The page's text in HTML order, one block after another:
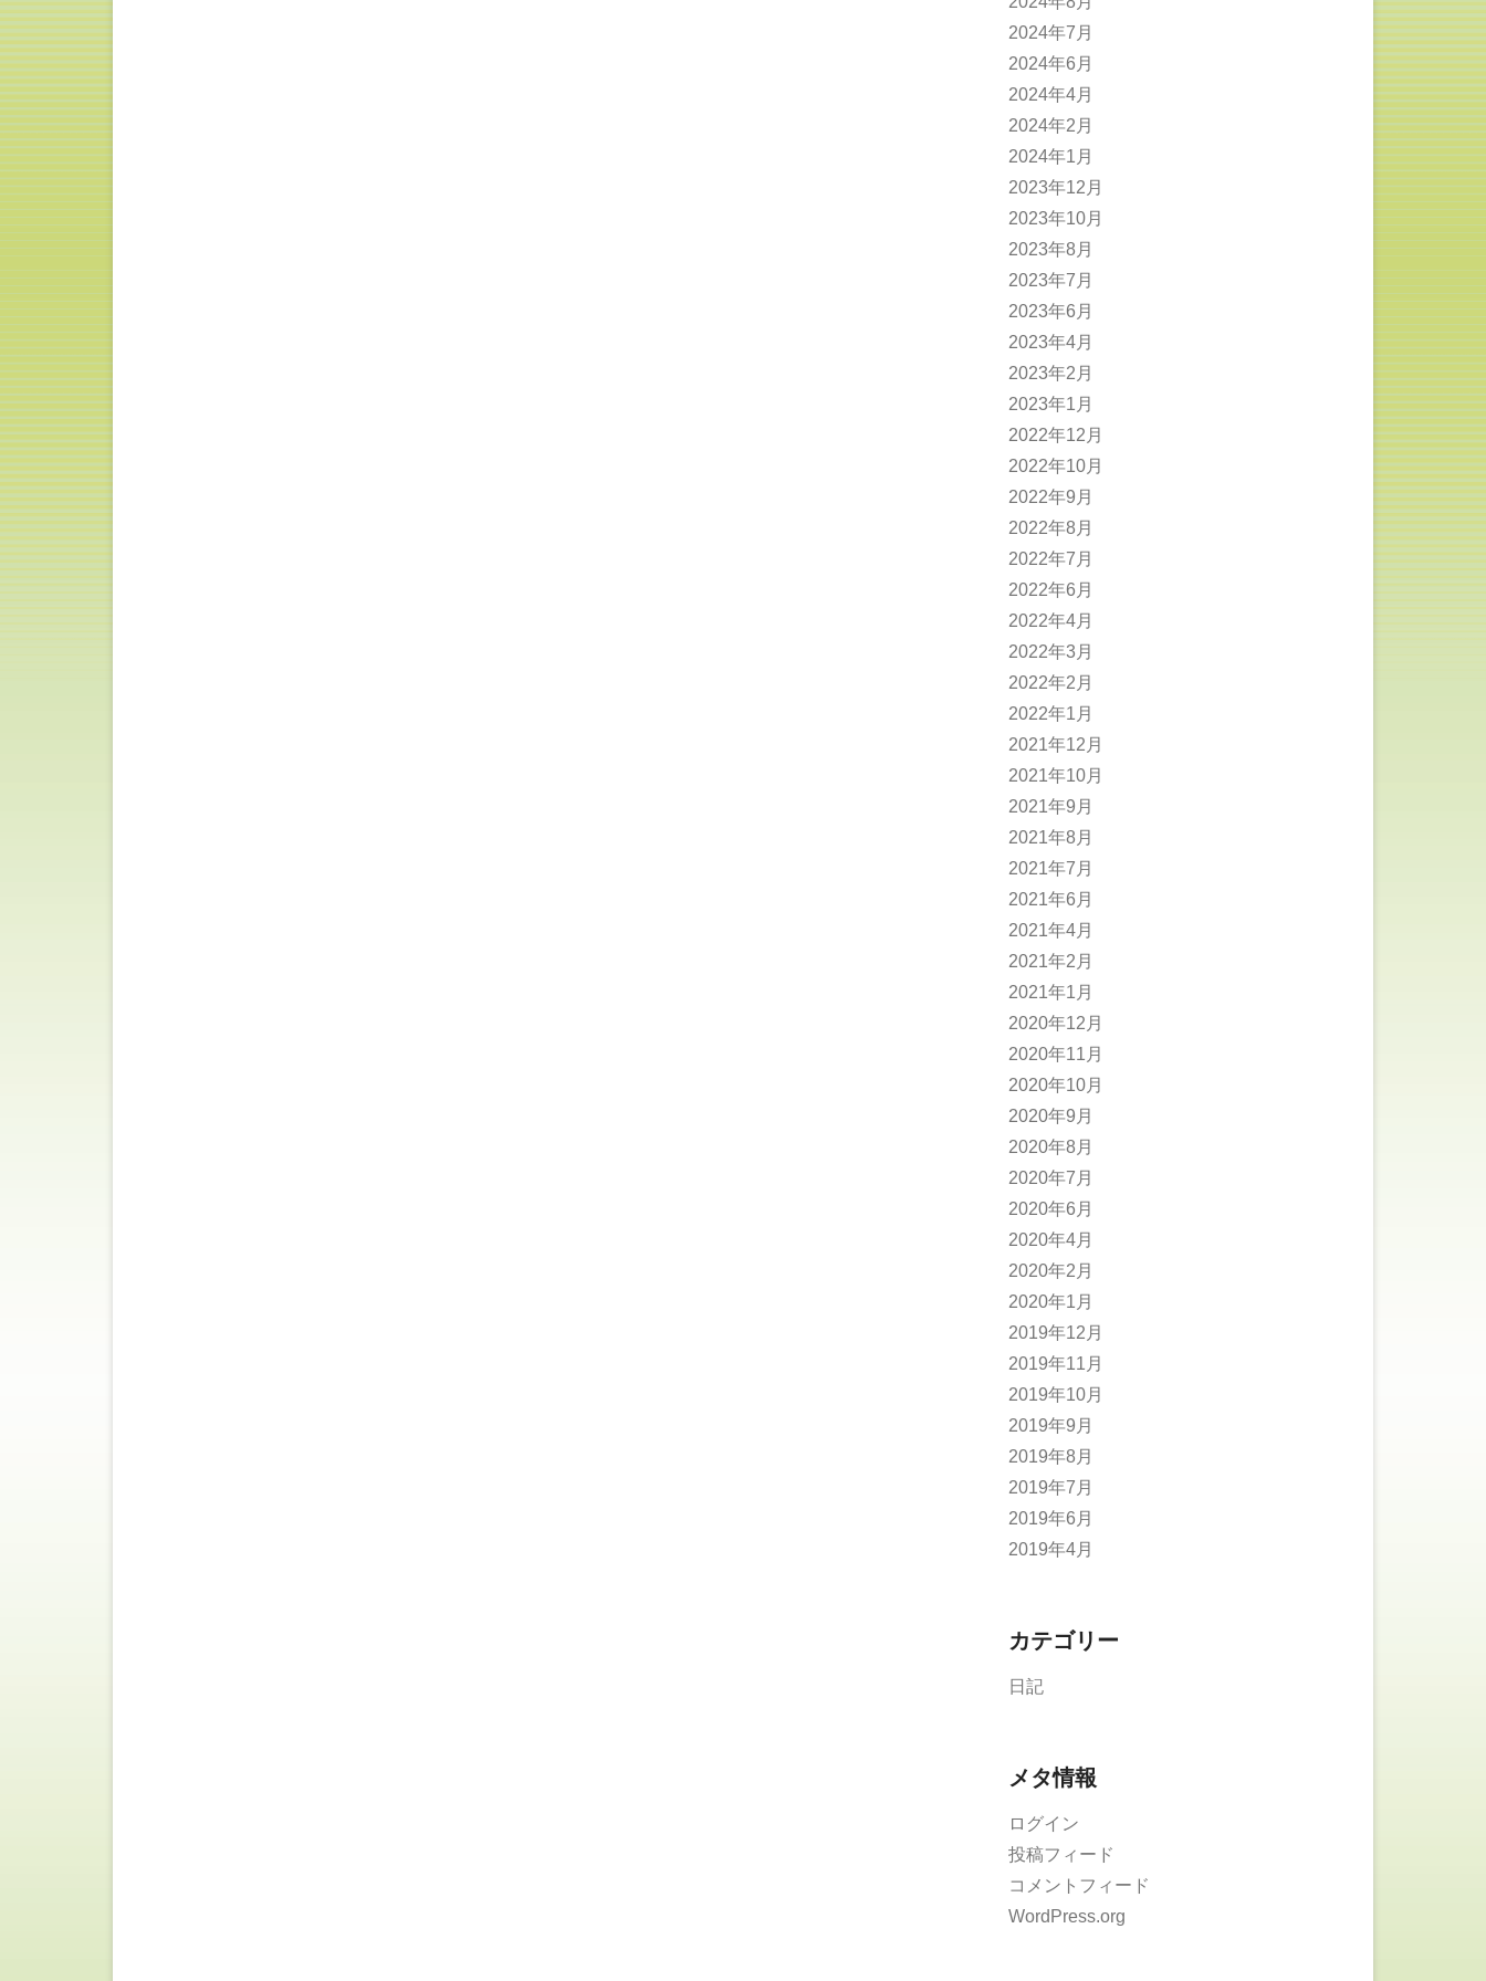
2024年7月
2024年6月
2024年4月
2024年2月
2024年1月
2023年12月
2023年10月
2023年8月
2023年7月
2023年6月
2023年4月
2023年2月
2023年1月
2022年12月
2022年10月
2022年9月
2022年8月
2022年7月
2022年6月
2022年4月
2022年3月
2022年2月
2022年1月
2021年12月
2021年10月
2021年9月
2021年8月
2021年7月
2021年6月
2021年4月
2021年2月
2021年1月
2020年12月
2020年11月
2020年10月
2020年9月
2020年8月
2020年7月
2020年6月
2020年4月
2020年2月
2020年1月
2019年12月
2019年11月
2019年10月
2019年9月
2019年8月
2019年7月
2019年6月
2019年4月
カテゴリー
日記
メタ情報
ログイン
投稿フィード
コメントフィード
WordPress.org